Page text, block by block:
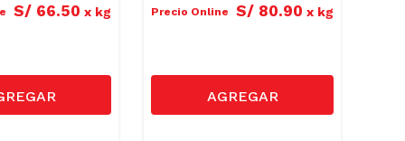
S/ 66.50 x kg Precio Online S/ 80.90 x kg